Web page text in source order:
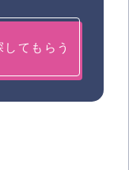
てもらう